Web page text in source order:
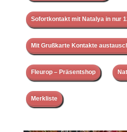
Sofortkontakt mit Natalya in nur
Mit Grußkarte Kontakte
Fleurop – Präsentshop
Merkliste